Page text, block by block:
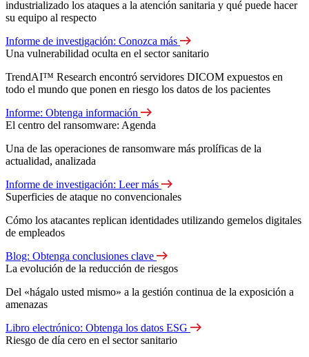
industrializado los ataques a la atención sanitaria y qué puede hacer
su equipo al respecto
Informe de investigación: Conozca más
Una vulnerabilidad oculta en el sector sanitario
TrendAI™ Research encontró servidores DICOM expuestos en
todo el mundo que ponen en riesgo los datos de los pacientes
Informe: Obtenga información
El centro del ransomware: Agenda
Una de las operaciones de ransomware más prolíficas de la
actualidad, analizada
Informe de investigación: Leer más
Superficies de ataque no convencionales
Cómo los atacantes replican identidades utilizando gemelos digitales
de empleados
Blog: Obtenga conclusiones clave
La evolución de la reducción de riesgos
Del «hágalo usted mismo» a la gestión continua de la exposición a
amenazas
Libro electrónico: Obtenga los datos ESG
Riesgo de día cero en el sector sanitario